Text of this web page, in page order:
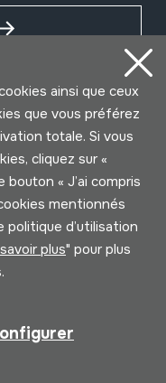
ainsi que ceux
que vous préférez
totale. Si vous
cliquez sur «
bouton « J’ai compris
mentionnés
d’utilisation
plus" pour plus